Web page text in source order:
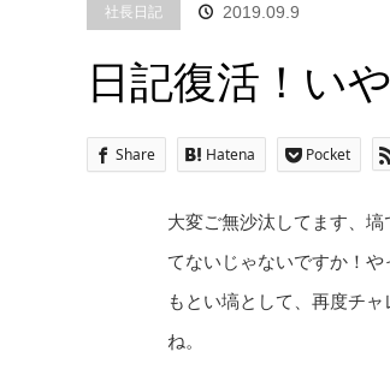
社長日記 2019.09.9
日記復活！い
Share Hatena Pocket
大変ご無沙汰してます、
てないじゃないですか！
もとい塙として、再度チ
ね。